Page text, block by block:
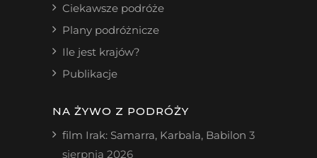
Ciekawsze podróże
Plany podróżnicze
Ile jest krajów?
Publikacje
NA ŻYWO Z PODRÓŻY
film Irak: Samarra, Karbala, Babilon 3
sierpnia 2026